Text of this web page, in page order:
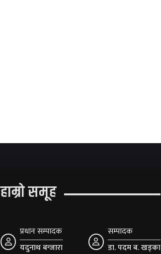
हाम्रो समूह
प्रधान सम्पादक
यदुनाथ बन्जारा
सम्पादक
डा. पदम ब. खड्का